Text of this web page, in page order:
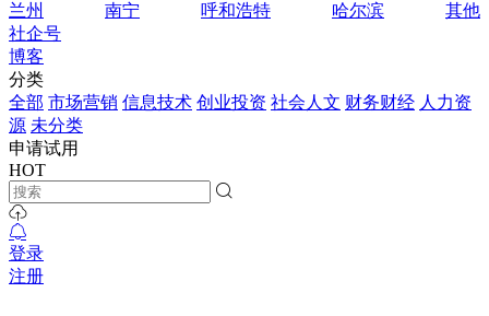
兰州
南宁 呼和浩特 哈尔滨
其他
社企号
博客
分类
全部 市场营销 信息技术 创业投资 社会人文 财务财经 人力资
源 未分类
申请试用
HOT
登录
注册